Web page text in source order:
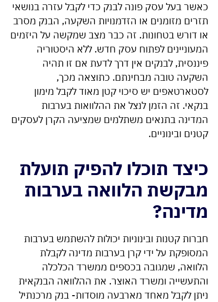
כאשר בעל עסק פונה לבנק כדי לקבל עזרה בנושאי
תזרים מזומנים או הזדמנויות השקעה, הבנק מסרב
או דורש בטחונות. זה כבר מצב שמקשה על היזמים
המעוניינים לפתוח עסק חדש. ללא היסטוריה
פיננסית, לבנקים אין דרך לדעת אם זו תהיה
השקעה טובה מבחינתם. כתוצאה מכך,
לסטארטאפים יש סיכוי קטן מאוד לקבל מימון
בנקאי. זה הזמן לנצל את ההלוואות בערבות
המדינה בתנאים משתלמים שמציעה הקרן לעסקים
קטנים ובינוניים.
כיצד תוכלו להפיק תועלת
מבקשת הלוואה בערבות
מדינה?
חברות קטנות ובינוניות יכולות להשתמש בערבות
המסופקת על ידי קרן בערבות מדינה לקבלת
הלוואה, שמגובה בכספים ממשרד הכלכלה
והתעשייה ומשרד האוצר. את ההלוואה הבנקאית
ניתן לקבל מאחד מארבעה מוסדות- בנק מרכנתיל